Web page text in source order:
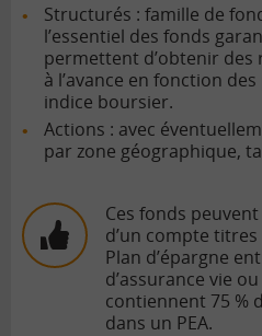
Structurés : famille de
l’essentiel des fonds
permettent d’obtenir
à l’avance en fonction
indice boursier.
Actions : avec
par zone géographique,
Ces fonds
d’un compte
Plan d’épargne
d’assurance vie
contiennent 75 %
dans un PEA.